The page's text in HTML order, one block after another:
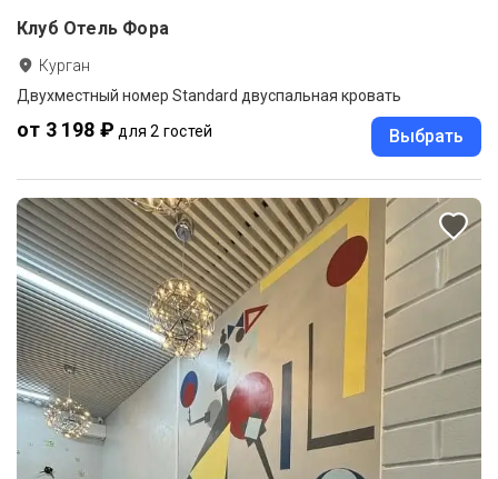
Клуб Отель Фора
Курган
Двухместный номер Standard двуспальная кровать
от 3 198 ₽ для 2 гостей Выбрать